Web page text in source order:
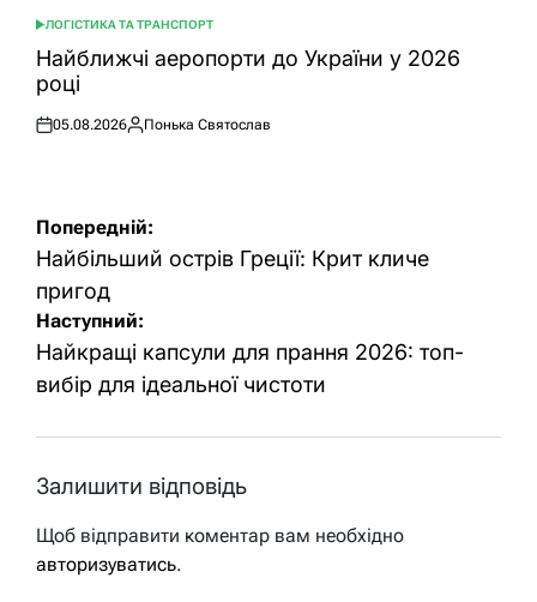
ОПУБЛІКУВАТИ
У
ЛОГІСТИКА ТА ТРАНСПОРТ
Найближчі аеропорти до України у 2026
році
Оприлюднено
05.08.2026
Опубліковано
Понька Святослав
Навігація
записів
Попередній:
Найбільший острів Греції: Крит кличе
пригод
Наступний:
Найкращі капсули для прання 2026: топ-
вибір для ідеальної чистоти
Залишити відповідь
Щоб відправити коментар вам необхідно
авторизуватись.